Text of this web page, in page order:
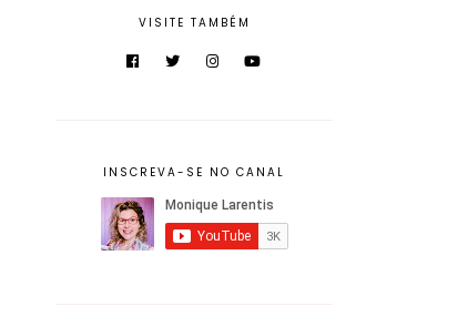
VISITE TAMBÉM
INSCREVA-SE NO CANAL